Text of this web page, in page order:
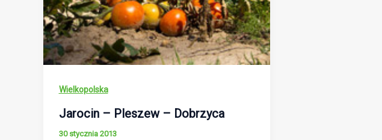
Wielkopolska
Jarocin – Pleszew – Dobrzyca
30 stycznia 2013